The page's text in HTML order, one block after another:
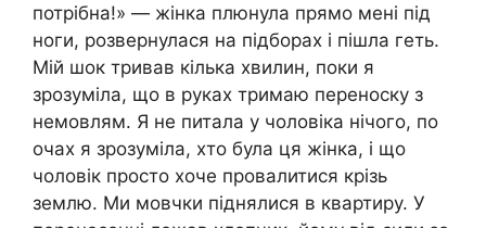
потрібна!» — жінка плюнула прямо мені під
ноги, розвернулася на підборах і пішла геть.
Мій шок тривав кілька хвилин, поки я
зрозуміла, що в руках тримаю переноску з
немовлям. Я не питала у чоловіка нічого, по
очах я зрозуміла, хто була ця жінка, і що
чоловік просто хоче провалитися крізь
землю. Ми мовчки піднялися в квартиру. У